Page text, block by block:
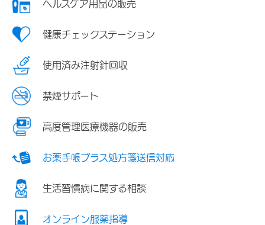
ヘルスケア用品の販売
健康チェックステーション
使用済み注射針回収
禁煙サポート
高度管理医療機器の販売
お薬手帳プラス処方箋送信対応
生活習慣病に関する相談
オンライン服薬指導